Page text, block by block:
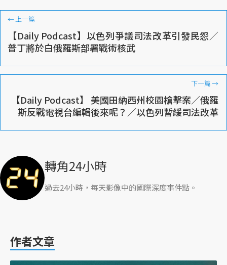
←上一篇
【Daily Podcast】以色列爭議司法改革引發民怨／
普丁將於白俄羅斯部署戰術核武
下一篇→
【Daily Podcast】 美國田納西州校園槍擊案／俄羅
斯反戰電視台編輯後來呢？／以色列暫緩司法改革
轉角24小時
過去24小時，每天影像中的國際深度事件點。
作者文章